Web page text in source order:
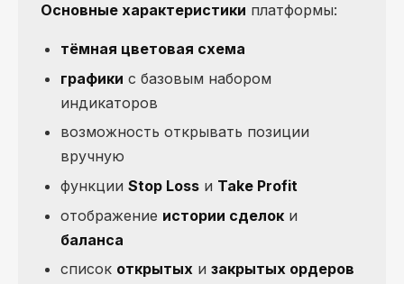
Основные характеристики платформы:
тёмная цветовая схема
графики с базовым набором
индикаторов
возможность открывать позиции
вручную
функции Stop Loss и Take Profit
отображение истории сделок и
баланса
список открытых и закрытых ордеров